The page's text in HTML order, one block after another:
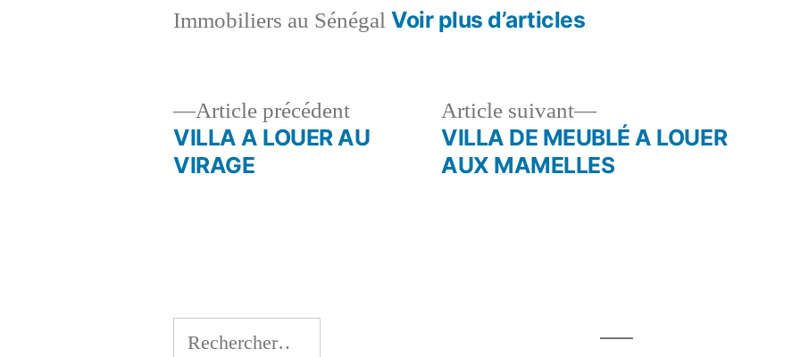
Immobiliers au SénégalVoir plus d’articles
Navigation
Article précédentArticle
précédent :
VILLA A LOUER AU
VIRAGE
Article suivant
Article
suivant :
VILLA DE MEUBLÉ A LOUER
AUX MAMELLES
Rechercher :